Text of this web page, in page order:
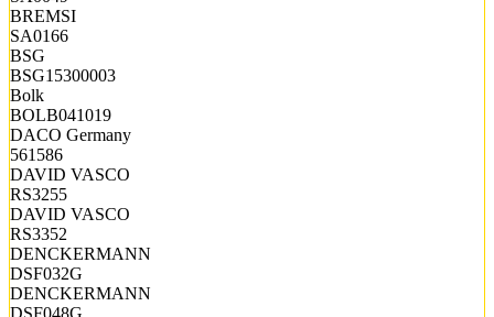
BREMSI
SA0166
BSG
BSG15300003
Bolk
BOLB041019
DACO Germany
561586
DAVID VASCO
RS3255
DAVID VASCO
RS3352
DENCKERMANN
DSF032G
DENCKERMANN
DSF048G